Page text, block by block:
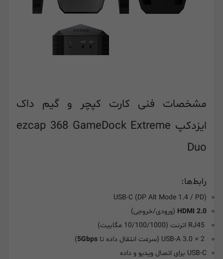
مشخصات فنی کارت کپچر و گیم داک
ایزدکپ ezcap 368 GameDock Extreme
Duo
رابط‌ها:
USB-C (DP Alt Mode 1.4 / PD)
HDMI 2.0 (ورودی/خروجی)
5Gbps
)
USB-C برای اتصال ویدیو و داده